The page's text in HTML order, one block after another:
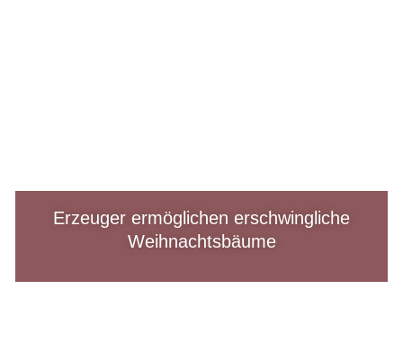
Erzeuger ermöglichen erschwingliche
Weihnachtsbäume